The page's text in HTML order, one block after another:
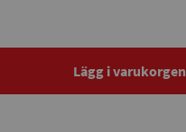
Lägg i varukorgen